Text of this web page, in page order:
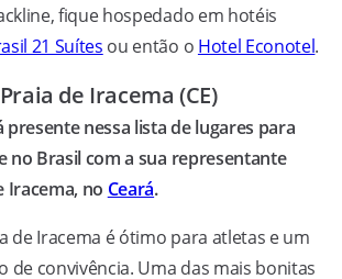
fique hospedado em hotéis
21 Suítes ou então o Hotel Econotel.
de Iracema (CE)
presente nessa lista de lugares para
no Brasil com a sua representante
Iracema, no Ceará.
de Iracema é ótimo para atletas e um
de convivência. Uma das mais bonitas